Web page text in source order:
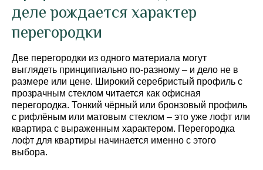
деле рождается характер
перегородки
Две перегородки из одного материала могут
выглядеть принципиально по-разному – и дело не в
размере или цене. Широкий серебристый профиль с
прозрачным стеклом читается как офисная
перегородка. Тонкий чёрный или бронзовый профиль
с рифлёным или матовым стеклом – это уже лофт или
квартира с выраженным характером. Перегородка
лофт для квартиры начинается именно с этого
выбора.